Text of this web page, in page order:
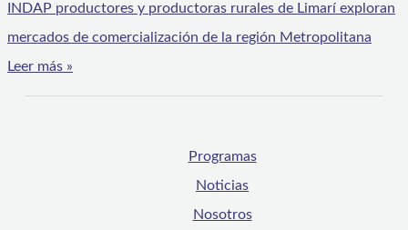
INDAP productores y productoras rurales de Limarí exploran
mercados de comercialización de la región Metropolitana
Leer más »
Programas
Noticias
Nosotros